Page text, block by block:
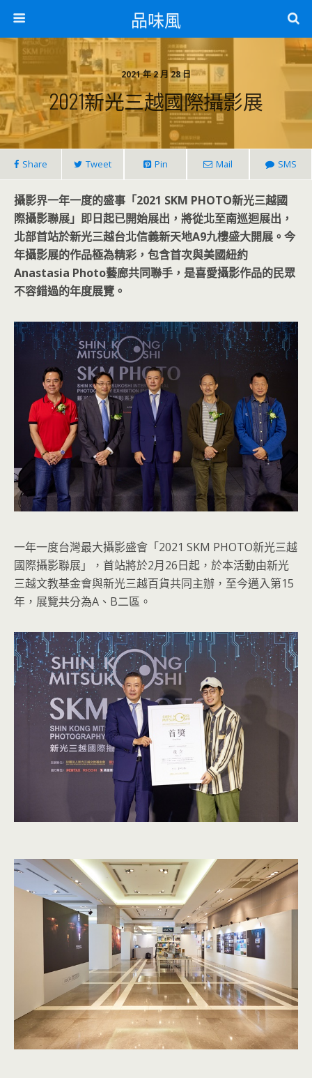
品味風
2021 年 2 月 28 日
2021新光三越國際攝影展
Share Tweet Pin Mail SMS
攝影界一年一度的盛事「2021 SKM PHOTO新光三越國
際攝影聯展」即日起已開始展出，將從北至南巡迴展出，
北部首站於新光三越台北信義新天地A9九樓盛大開展。今
年攝影展的作品極為精彩，包含首次與美國紐約
Anastasia Photo藝廊共同聯手，是喜愛攝影作品的民眾
不容錯過的年度展覽。
一年一度台灣最大攝影盛會「2021 SKM PHOTO新光三越
國際攝影聯展」，首站將於2月26日起，於本活動由新光
三越文教基金會與新光三越百貨共同主辦，至今邁入第15
年，展覽共分為A、B二區。